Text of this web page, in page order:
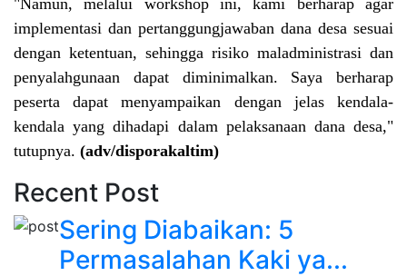
"Namun, melalui workshop ini, kami berharap agar
implementasi dan pertanggungjawaban dana desa sesuai
dengan ketentuan, sehingga risiko maladministrasi dan
penyalahgunaan dapat diminimalkan. Saya berharap
peserta dapat menyampaikan dengan jelas kendala-
kendala yang dihadapi dalam pelaksanaan dana desa,"
tutupnya. (adv/disporakaltim)
Recent Post
Sering Diabaikan: 5
Permasalahan Kaki ya...